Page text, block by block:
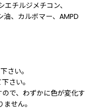
チルジメチコン、
油、カルボマー、AMPD
さい。
さい。
で、わずかに色が変化す
せん。